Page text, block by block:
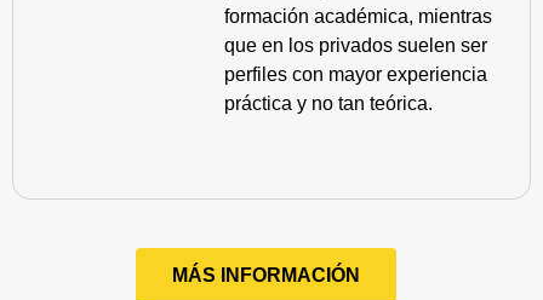
formación académica, mientras
que en los privados suelen ser
perfiles con mayor experiencia
práctica y no tan teórica.
MÁS INFORMACIÓN